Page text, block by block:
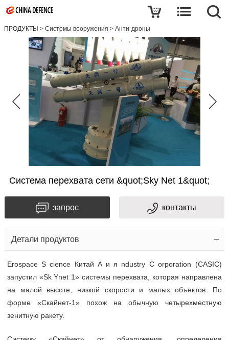
ПРОДУКТЫ > Системы вооружения > Анти-дроны
Система перехвата сети &quot;Sky Net 1&quot;
запрос контакты
Детали продуктов
Erospace S cience Китай А и я ndustry C orporation (CASIC)
запустил «Sk Ynet 1» системы перехвата, которая направлена
на малой высоте, низкой скорости и малых объектов. По
форме «Скайнет-1» похож на обычную четырехместную
зенитную ракету.